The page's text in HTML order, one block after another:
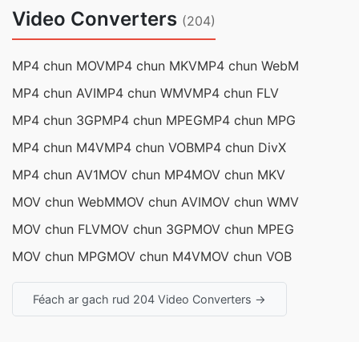
Video Converters (204)
MP4 chun MOVMP4 chun MKVMP4 chun WebM
MP4 chun AVIMP4 chun WMVMP4 chun FLV
MP4 chun 3GPMP4 chun MPEGMP4 chun MPG
MP4 chun M4VMP4 chun VOBMP4 chun DivX
MP4 chun AV1MOV chun MP4MOV chun MKV
MOV chun WebMMOV chun AVIMOV chun WMV
MOV chun FLVMOV chun 3GPMOV chun MPEG
MOV chun MPGMOV chun M4VMOV chun VOB
Féach ar gach rud 204 Video Converters →